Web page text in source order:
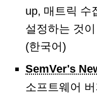
up, 매트릭 수
설정하는 것
(한국어)
SemVer's
소프트웨어